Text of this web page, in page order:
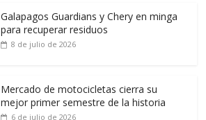
Galapagos Guardians y Chery en minga
para recuperar residuos
8 de julio de 2026
Mercado de motocicletas cierra su
mejor primer semestre de la historia
6 de julio de 2026